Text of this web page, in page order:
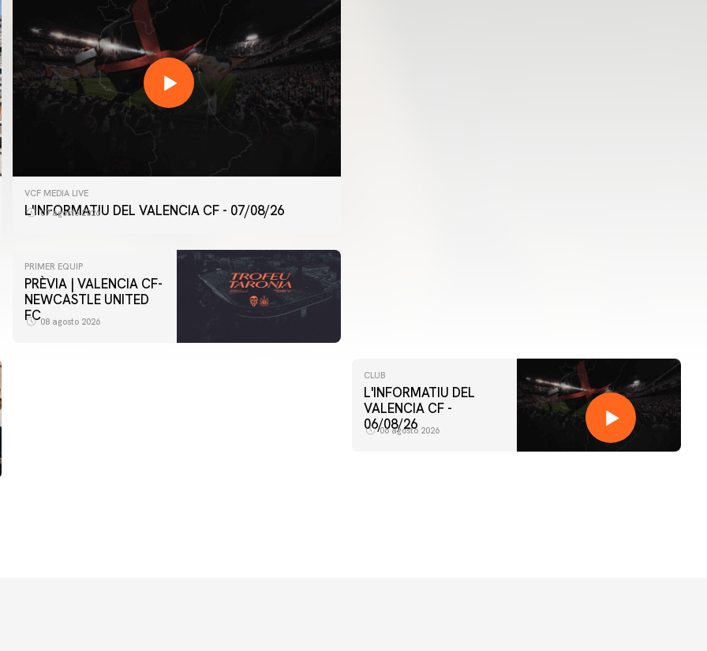
VCF MEDIA LIVE
L'INFORMATIU DEL VALENCIA CF - 07/08/26
07 agosto 2026
PRIMER EQUIP
PRÈVIA | VALENCIA CF-
NEWCASTLE UNITED
FC08 agosto 2026
CLUB
L'INFORMATIU DEL
VALENCIA CF -
06/08/26
06 agosto 2026